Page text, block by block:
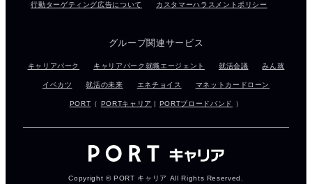
行動ターゲティング広告について カスタマーハラスメントポリシー